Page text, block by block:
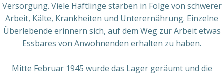
Versorgung. Viele Häftlinge starben in Folge von schwerer
Arbeit, Kälte, Krankheiten und Unterernährung. Einzelne
Überlebende erinnern sich, auf dem Weg zur Arbeit etwas
Essbares von Anwohnenden erhalten zu haben.
Mitte Februar 1945 wurde das Lager geräumt und die